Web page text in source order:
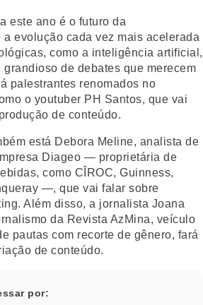
este ano é o futuro da
evolução cada vez mais acelerada
como a inteligência artificial,
de debates que merecem
palestrantes renomados no
o youtuber PH Santos, que vai
de conteúdo.
está Debora Meline, analista de
Diageo — proprietária de
como CÎROC, Guinness,
—, que vai falar sobre
Além disso, a jornalista Joana
da Revista AzMina, veículo
pautas com recorte de gênero, fará
de conteúdo.
por: